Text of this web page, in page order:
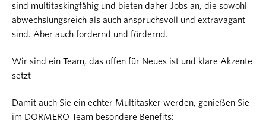
sind multitaskingfähig und bieten daher Jobs an, die sowohl
abwechslungsreich als auch anspruchsvoll und extravagant
sind. Aber auch fordernd und fördernd.
Wir sind ein Team, das offen für Neues ist und klare Akzente
setzt
Damit auch Sie ein echter Multitasker werden, genießen Sie
im DORMERO Team besondere Benefits: